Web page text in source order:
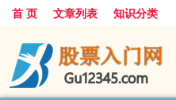
首 页 文章列表 知识分类